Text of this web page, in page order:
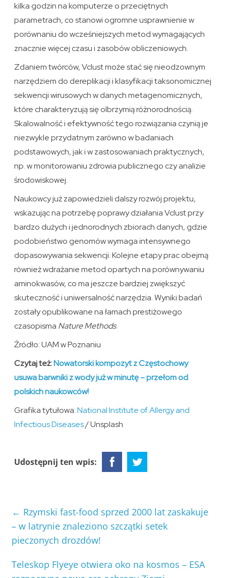
kilka godzin na komputerze o przeciętnych
parametrach, co stanowi ogromne usprawnienie w
porównaniu do wcześniejszych metod wymagających
znacznie więcej czasu i zasobów obliczeniowych.
Zdaniem twórców, Vclust może stać się nieodzownym
narzędziem do dereplikacji i klasyfikacji taksonomicznej
sekwencji wirusowych w danych metagenomicznych,
które charakteryzują się olbrzymią różnorodnością.
Skalowalność i efektywność tego rozwiązania czynią je
niezwykle przydatnym zarówno w badaniach
podstawowych, jak i w zastosowaniach praktycznych,
np. w monitorowaniu zdrowia publicznego czy analizie
środowiskowej.
Naukowcy już zapowiedzieli dalszy rozwój projektu,
wskazując na potrzebę poprawy działania Vclust przy
bardzo dużych i jednorodnych zbiorach danych, gdzie
podobieństwo genomów wymaga intensywnego
dopasowywania sekwencji. Kolejne etapy prac obejmą
również wdrażanie metod opartych na porównywaniu
aminokwasów, co ma jeszcze bardziej zwiększyć
skuteczność i uniwersalność narzędzia. Wyniki badań
zostały opublikowane na łamach prestiżowego
czasopisma Nature Methods.
Źródło: UAM w Poznaniu
Czytaj też:Nowatorski kompozyt z Częstochowy
usuwa barwniki z wody już w minutę – przełom od
polskich naukowców!
Grafika tytułowa:National Institute of Allergy and
Infectious Diseases/ Unsplash
Udostępnij ten wpis:
← Rzymski fast-food sprzed 2000 lat zaskakuje
– w latrynie znaleziono szczątki setek
pieczonych drozdów!
Teleskop Flyeye otwiera oko na kosmos – ESA